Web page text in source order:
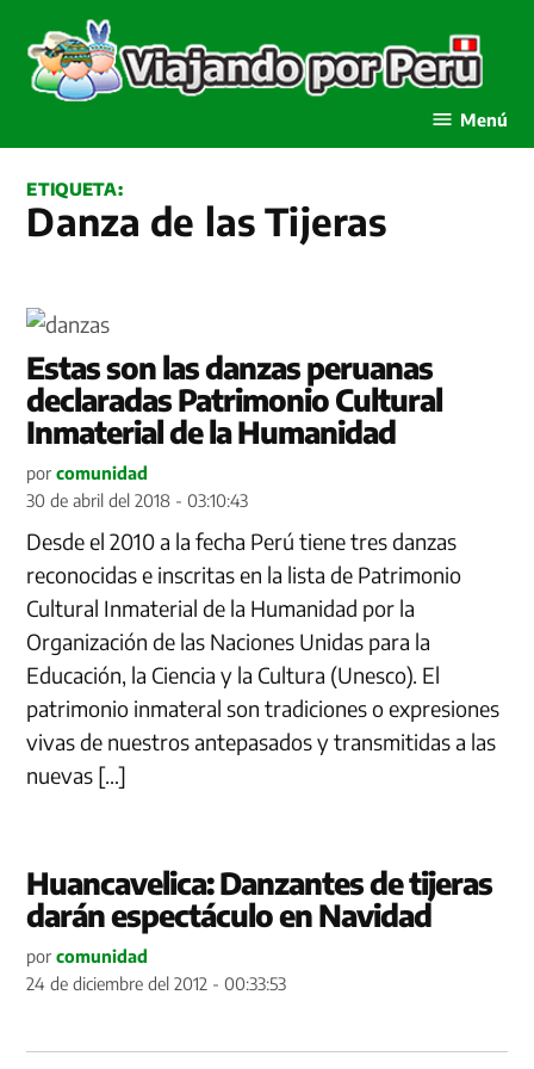
contenido
Menú
ETIQUETA:
Danza de las Tijeras
Estas son las danzas peruanas
declaradas Patrimonio Cultural
Inmaterial de la Humanidad
por comunidad
30 de abril del 2018 - 03:10:43
Desde el 2010 a la fecha Perú tiene tres danzas
reconocidas e inscritas en la lista de Patrimonio
Cultural Inmaterial de la Humanidad por la
Organización de las Naciones Unidas para la
Educación, la Ciencia y la Cultura (Unesco). El
patrimonio inmateral son tradiciones o expresiones
vivas de nuestros antepasados y transmitidas a las
nuevas […]
Huancavelica: Danzantes de tijeras
darán espectáculo en Navidad
por comunidad
24 de diciembre del 2012 - 00:33:53